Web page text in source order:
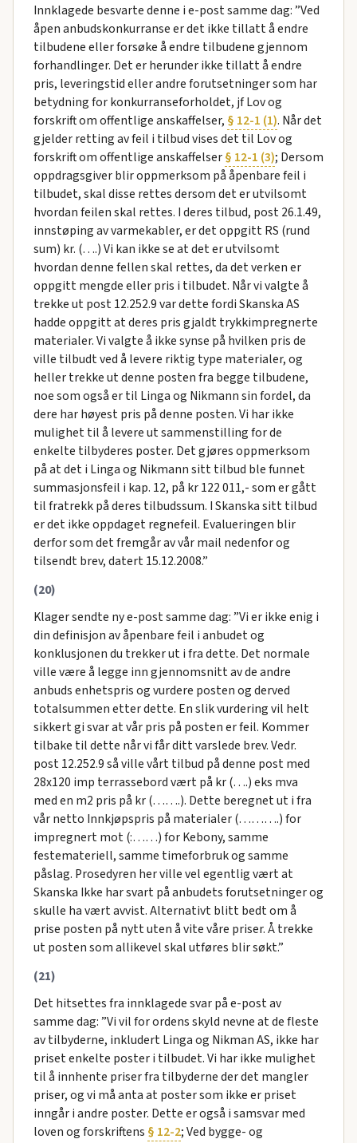
Innklagede besvarte denne i e-post samme dag: ”Ved
åpen anbudskonkurranse er det ikke tillatt å endre
tilbudene eller forsøke å endre tilbudene gjennom
forhandlinger. Det er herunder ikke tillatt å endre
pris, leveringstid eller andre forutsetninger som har
betydning for konkurranseforholdet, jf Lov og
forskrift om offentlige anskaffelser, § 12-1 (1). Når det
gjelder retting av feil i tilbud vises det til Lov og
forskrift om offentlige anskaffelser§ 12-1 (3); Dersom
oppdragsgiver blir oppmerksom på åpenbare feil i
tilbudet, skal disse rettes dersom det er utvilsomt
hvordan feilen skal rettes. I deres tilbud, post 26.1.49,
innstøping av varmekabler, er det oppgitt RS (rund
sum) kr. (….) Vi kan ikke se at det er utvilsomt
hvordan denne fellen skal rettes, da det verken er
oppgitt mengde eller pris i tilbudet. Når vi valgte å
trekke ut post 12.252.9 var dette fordi Skanska AS
hadde oppgitt at deres pris gjaldt trykkimpregnerte
materialer. Vi valgte å ikke synse på hvilken pris de
ville tilbudt ved å levere riktig type materialer, og
heller trekke ut denne posten fra begge tilbudene,
noe som også er til Linga og Nikmann sin fordel, da
dere har høyest pris på denne posten. Vi har ikke
mulighet til å levere ut sammenstilling for de
enkelte tilbyderes poster. Det gjøres oppmerksom
på at det i Linga og Nikmann sitt tilbud ble funnet
summasjonsfeil i kap. 12, på kr 122 011,- som er gått
til fratrekk på deres tilbudssum. I Skanska sitt tilbud
er det ikke oppdaget regnefeil. Evalueringen blir
derfor som det fremgår av vår mail nedenfor og
tilsendt brev, datert 15.12.2008.”
(20)
Klager sendte ny e-post samme dag: ”Vi er ikke enig i
din definisjon av åpenbare feil i anbudet og
konklusjonen du trekker ut i fra dette. Det normale
ville være å legge inn gjennomsnitt av de andre
anbuds enhetspris og vurdere posten og derved
totalsummen etter dette. En slik vurdering vil helt
sikkert gi svar at vår pris på posten er feil. Kommer
tilbake til dette når vi får ditt varslede brev. Vedr.
post 12.252.9 så ville vårt tilbud på denne post med
28x120 imp terrassebord vært på kr (….) eks mva
med en m2 pris på kr (…….). Dette beregnet ut i fra
vår netto Innkjøpspris på materialer (……….) for
impregnert mot (:……) for Kebony, samme
festemateriell, samme timeforbruk og samme
påslag. Prosedyren her ville vel egentlig vært at
Skanska Ikke har svart på anbudets forutsetninger og
skulle ha vært avvist. Alternativt blitt bedt om å
prise posten på nytt uten å vite våre priser. Å trekke
ut posten som allikevel skal utføres blir søkt.”
(21)
Det hitsettes fra innklagede svar på e-post av
samme dag: ”Vi vil for ordens skyld nevne at de fleste
av tilbyderne, inkludert Linga og Nikman AS, ikke har
priset enkelte poster i tilbudet. Vi har ikke mulighet
til å innhente priser fra tilbyderne der det mangler
priser, og vi må anta at poster som ikke er priset
inngår i andre poster. Dette er også i samsvar med
loven og forskriftens § 12-2; Ved bygge- og